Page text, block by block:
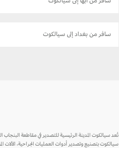
سافر من بغداد إلى سيالكوت
سيالكوت بتصنيع وتصدير أدوات العمليات الجراحية، الآلات